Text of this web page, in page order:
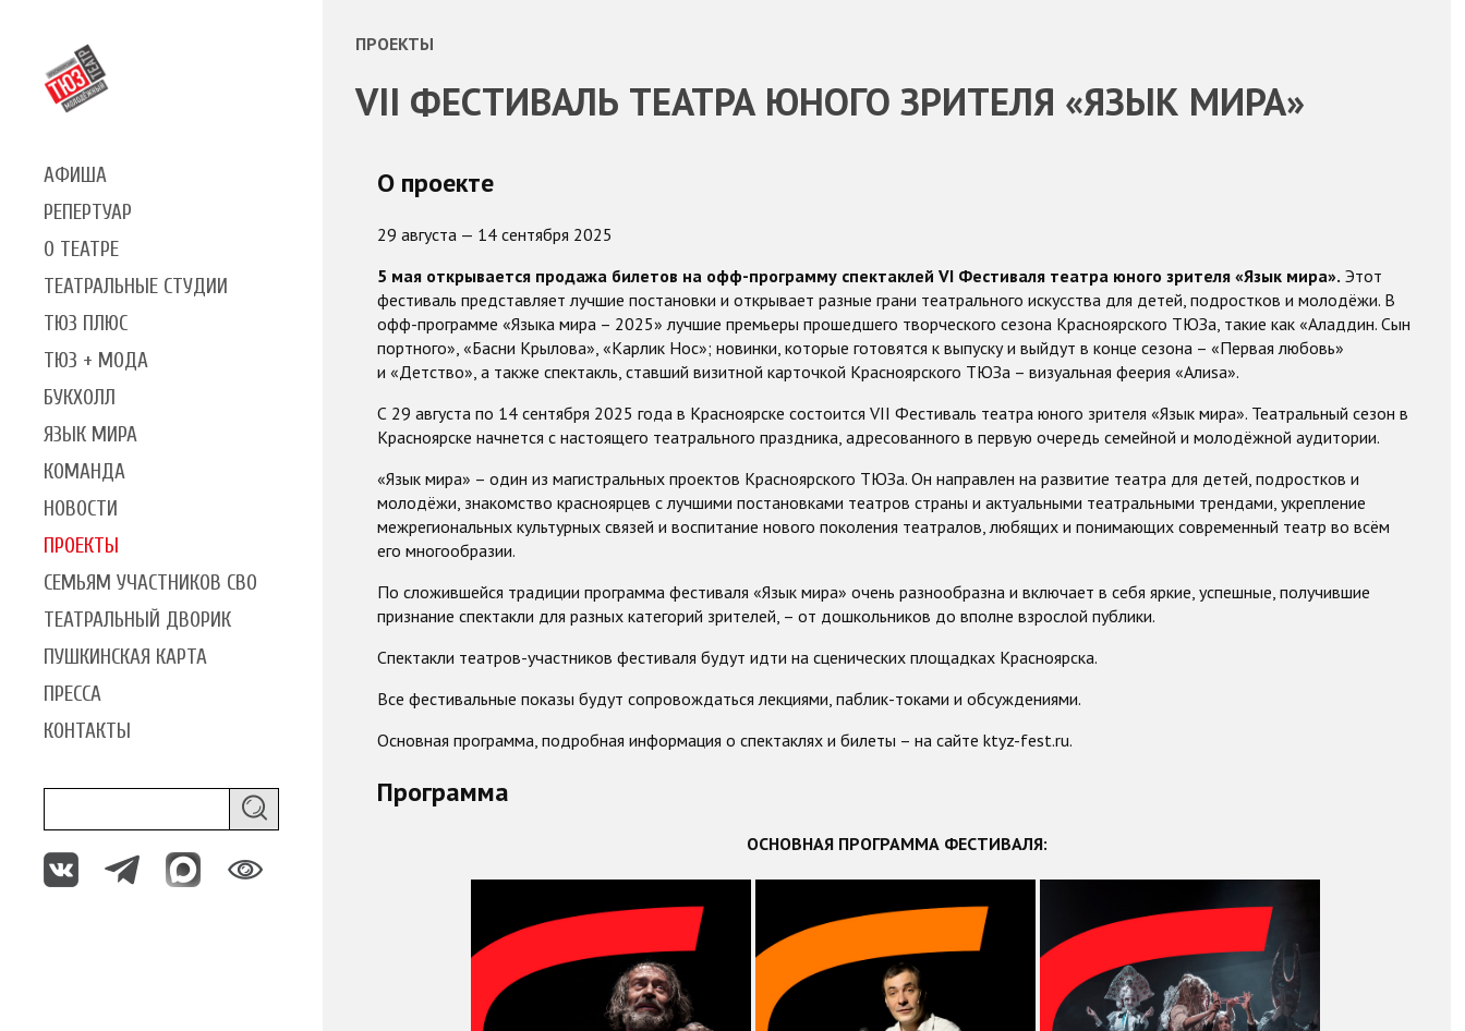
АФИША
РЕПЕРТУАР
О ТЕАТРЕ
ТЕАТРАЛЬНЫЕ СТУДИИ
ТЮЗ ПЛЮС
ТЮЗ + МОДА
БУКХОЛЛ
ЯЗЫК МИРА
КОМАНДА
НОВОСТИ
ПРОЕКТЫ
СЕМЬЯМ УЧАСТНИКОВ СВО
ТЕАТРАЛЬНЫЙ ДВОРИК
ПУШКИНСКАЯ КАРТА
ПРЕССА
КОНТАКТЫ
ПРОЕКТЫ
VII ФЕСТИВАЛЬ ТЕАТРА ЮНОГО ЗРИТЕЛЯ «ЯЗЫК МИРА»
О проекте
29 августа — 14 сентября 2025
5 мая открывается продажа билетов на офф-программу спектаклей VI Фестиваля театра юного зрителя «Язык мира». Этот
фестиваль представляет лучшие постановки и открывает разные грани театрального искусства для детей, подростков и молодёжи. В
офф-программе «Языка мира – 2025» лучшие премьеры прошедшего творческого сезона Красноярского ТЮЗа, такие как «Аладдин. Сын
портного», «Басни Крылова», «Карлик Нос»; новинки, которые готовятся к выпуску и выйдут в конце сезона – «Первая любовь»
и «Детство», а также спектакль, ставший визитной карточкой Красноярского ТЮЗа – визуальная феерия «Алиsа».
С 29 августа по 14 сентября 2025 года в Красноярске состоится VII Фестиваль театра юного зрителя «Язык мира». Театральный сезон в
Красноярске начнется с настоящего театрального праздника, адресованного в первую очередь семейной и молодёжной аудитории.
«Язык мира» – один из магистральных проектов Красноярского ТЮЗа. Он направлен на развитие театра для детей, подростков и
молодёжи, знакомство красноярцев с лучшими постановками театров страны и актуальными театральными трендами, укрепление
межрегиональных культурных связей и воспитание нового поколения театралов, любящих и понимающих современный театр во всём
его многообразии.
По сложившейся традиции программа фестиваля «Язык мира» очень разнообразна и включает в себя яркие, успешные, получившие
признание спектакли для разных категорий зрителей, – от дошкольников до вполне взрослой публики.
Спектакли театров-участников фестиваля будут идти на сценических площадках Красноярска.
Все фестивальные показы будут сопровождаться лекциями, паблик-токами и обсуждениями.
Основная программа, подробная информация о спектаклях и билеты – на сайте ktyz-fest.ru.
Программа
ОСНОВНАЯ ПРОГРАММА ФЕСТИВАЛЯ: